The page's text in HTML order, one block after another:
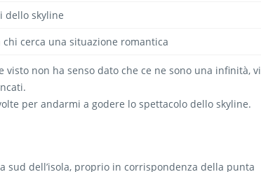
dello skyline
chi cerca una situazione romantica
visto non ha senso dato che ce ne sono una infinità, vi
per andarmi a godere lo spettacolo dello skyline.
sud dell’isola, proprio in corrispondenza della punta